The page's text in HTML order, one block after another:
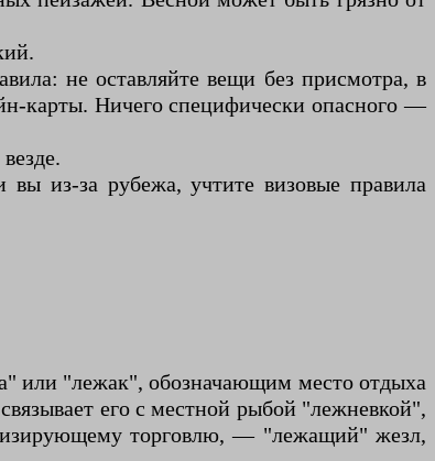
не оставляйте вещи без присмотра, в
карты. Ничего специфически опасного —
из-за рубежа, учтите визовые правила
или "лежак", обозначающим место отдыха
его с местной рыбой "лежневкой",
торговлю, — "лежащий" жезл,